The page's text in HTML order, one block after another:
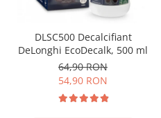
DLSC500 Decalcifiant
DeLonghi EcoDecalk, 500 ml
64,90 RON
54,90 RON